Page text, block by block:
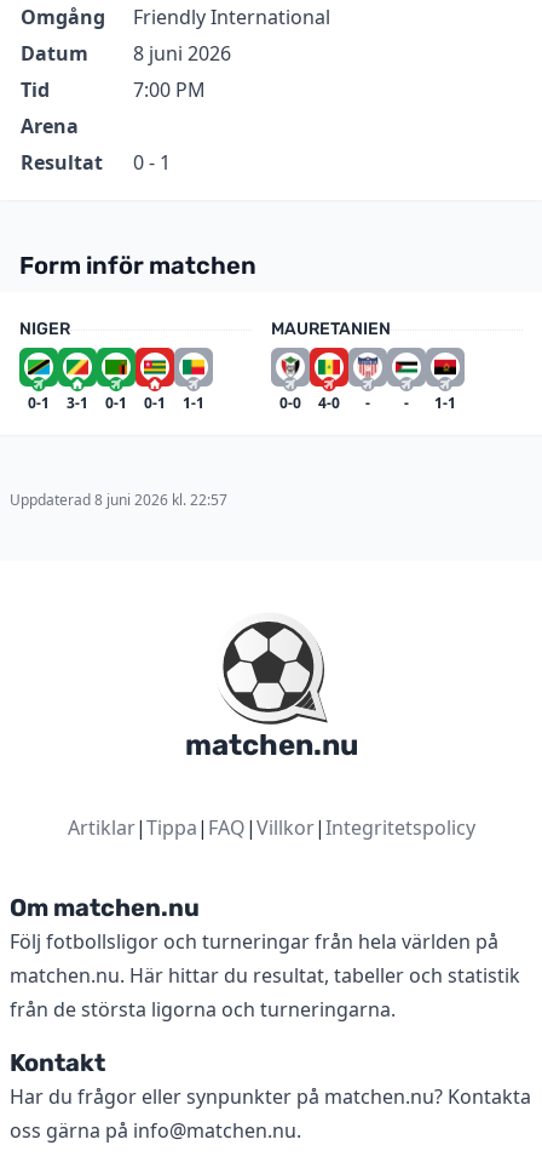
Omgång
Friendly International
Datum
8 juni 2026
Tid
7:00 PM
Arena
Resultat
0 - 1
Form inför matchen
NIGER
0-1 3-1 0-1 0-1 1-1
MAURETANIEN
0-0 4-0 - - 1-1
Uppdaterad 8 juni 2026 kl. 22:57
matchen.nu
Artiklar|Tippa| FAQ|Villkor|Integritetspolicy
Om matchen.nu
Följ fotbollsligor och turneringar från hela världen på
matchen.nu. Här hittar du resultat, tabeller och statistik
från de största ligorna och turneringarna.
Kontakt
Har du frågor eller synpunkter på matchen.nu? Kontakta
oss gärna på info@matchen.nu.